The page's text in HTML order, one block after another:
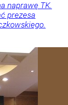
naprawę TK.
prezesa